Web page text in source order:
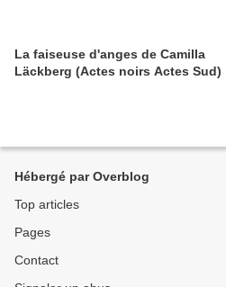
La faiseuse d'anges de Camilla
Läckberg (Actes noirs Actes Sud)
Hébergé par Overblog
Top articles
Pages
Contact